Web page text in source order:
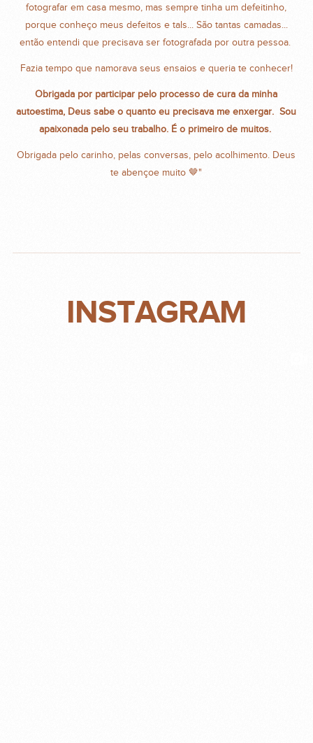
fotografar em casa mesmo, mas sempre tinha um defeitinho,
porque conheço meus defeitos e tals... São tantas camadas...
então entendi que precisava ser fotografada por outra pessoa.
Fazia tempo que namorava seus ensaios e queria te conhecer!
Obrigada por participar pelo processo de cura da minha
autoestima, Deus sabe o quanto eu precisava me enxergar. Sou
apaixonada pelo seu trabalho. É o primeiro de muitos.
Obrigada pelo carinho, pelas conversas, pelo acolhimento. Deus
te abençoe muito 🤎"
INSTAGRAM